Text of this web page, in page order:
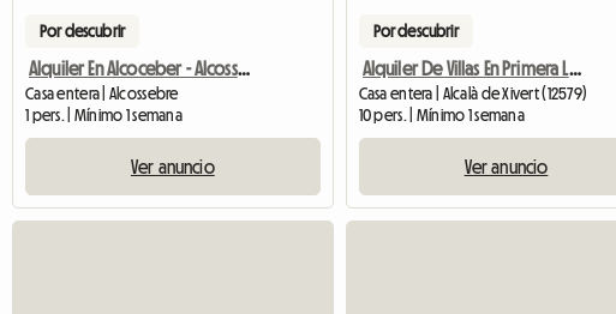
Por descubrir
Alquiler En Alcoceber - Alcossebre
Casa entera | Alcossebre
1 pers. | Mínimo 1 semana
Ver anuncio
Por descubrir
Alquiler De Villas En Primera Línea De Mar En España
Casa entera | Alcalà de Xivert (12579)
10 pers. | Mínimo 1 semana
Ver anuncio